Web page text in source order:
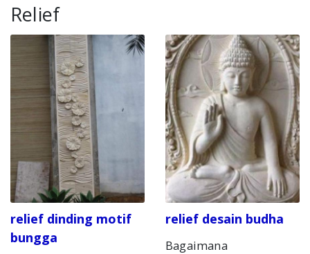
Relief
relief dinding motif
bungga
relief desain budha
Bagaimana